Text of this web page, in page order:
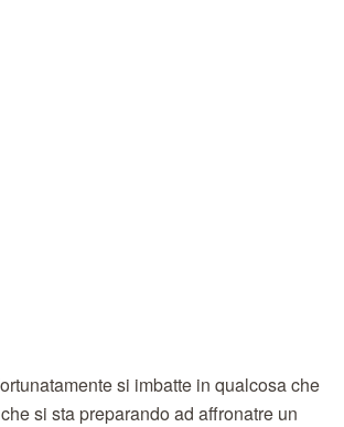
si imbatte in qualcosa che
si sta preparando ad affronatre un